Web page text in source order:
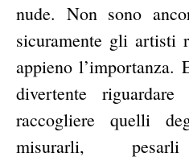
nude. Non sono
sicuramente gli artisti
appieno l’importanza.
divertente
raccogliere quelli
misurarli,